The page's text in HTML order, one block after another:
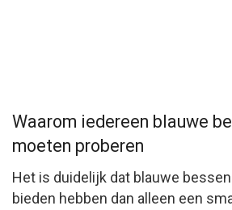
Waarom iedereen blauwe
moeten proberen
Het is duidelijk dat blauwe
bieden hebben dan alleen een